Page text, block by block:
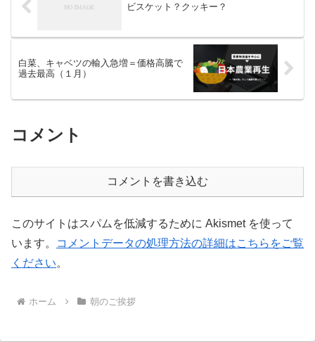
ビスケット？クッキー？
白菜、キャベツの輸入急増＝価格高騰で
過去最高（１月）
コメント
コメントを書き込む
このサイトはスパムを低減するために Akismet を使って
います。
コメントデータの処理方法の詳細はこちらをご覧
ください。
ホーム 朝のご挨拶